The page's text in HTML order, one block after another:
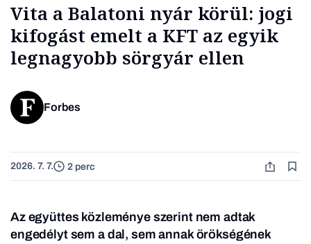
Vita a Balatoni nyár körül: jogi
kifogást emelt a KFT az egyik
legnagyobb sörgyár ellen
Forbes
2026. 7. 7. 2 perc
Az együttes közleménye szerint nem adtak
engedélyt sem a dal, sem annak örökségének